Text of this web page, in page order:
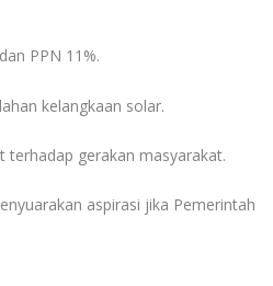
PPN 11%.
kelangkaan solar.
terhadap gerakan masyarakat.
aspirasi jika Pemerintah